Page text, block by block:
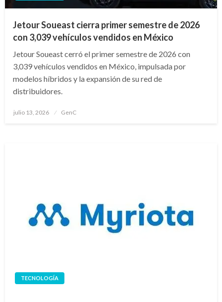
Jetour Soueast cierra primer semestre de 2026
con 3,039 vehículos vendidos en México
Jetour Soueast cerró el primer semestre de 2026 con
3,039 vehículos vendidos en México, impulsada por
modelos híbridos y la expansión de su red de
distribuidores.
Publicado
julio 13, 2026 GenC
TECNOLOGÍA